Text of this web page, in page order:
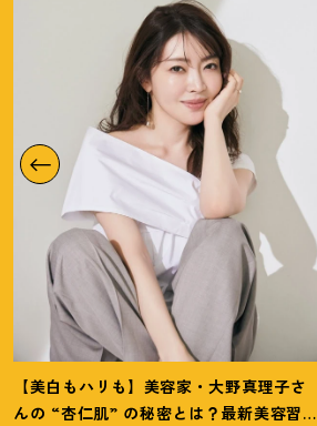
【美白もハリも】美容家・大野真理子さ
んの “杏仁肌” の秘密とは ？ 最新美容習慣